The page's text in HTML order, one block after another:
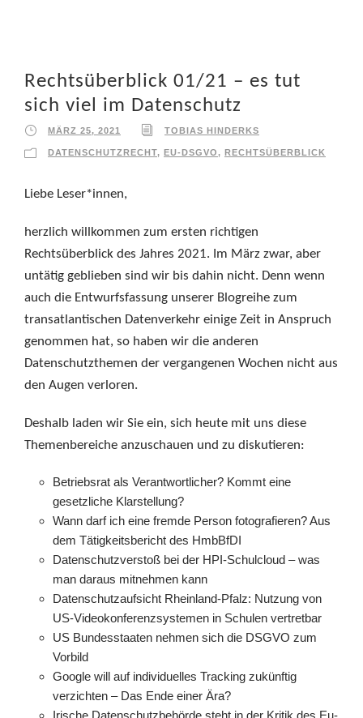
Rechtsüberblick 01/21 – es tut
sich viel im Datenschutz
MÄRZ 25, 2021 TOBIAS HINDERKS
DATENSCHUTZRECHT, EU-DSGVO, RECHTSÜBERBLICK
Liebe Leser*innen,
herzlich willkommen zum ersten richtigen
Rechtsüberblick des Jahres 2021. Im März zwar, aber
untätig geblieben sind wir bis dahin nicht. Denn wenn
auch die Entwurfsfassung unserer Blogreihe zum
transatlantischen Datenverkehr einige Zeit in Anspruch
genommen hat, so haben wir die anderen
Datenschutzthemen der vergangenen Wochen nicht aus
den Augen verloren.
Deshalb laden wir Sie ein, sich heute mit uns diese
Themenbereiche anzuschauen und zu diskutieren:
Betriebsrat als Verantwortlicher? Kommt eine
gesetzliche Klarstellung?
Wann darf ich eine fremde Person fotografieren? Aus
dem Tätigkeitsbericht des HmbBfDI
Datenschutzverstoß bei der HPI-Schulcloud – was
man daraus mitnehmen kann
Datenschutzaufsicht Rheinland-Pfalz: Nutzung von
US-Videokonferenzsystemen in Schulen vertretbar
US Bundesstaaten nehmen sich die DSGVO zum
Vorbild
Google will auf individuelles Tracking zukünftig
verzichten – Das Ende einer Ära?
Irische Datenschutzbehörde steht in der Kritik des Eu-